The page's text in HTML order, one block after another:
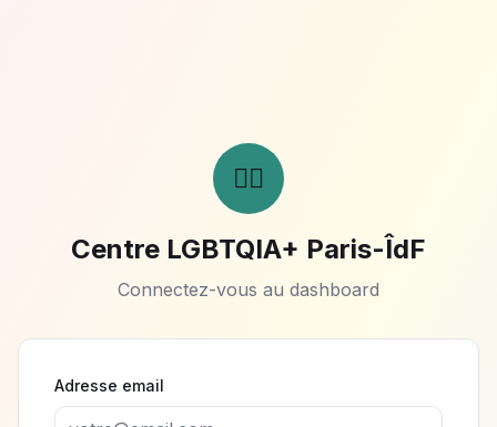
🏳️‍🌈
Centre LGBTQIA+ Paris-ÎdF
Connectez-vous au dashboard
Adresse email